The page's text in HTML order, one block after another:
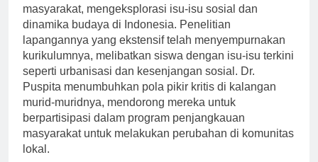
masyarakat, mengeksplorasi isu-isu sosial dan
dinamika budaya di Indonesia. Penelitian
lapangannya yang ekstensif telah menyempurnakan
kurikulumnya, melibatkan siswa dengan isu-isu terkini
seperti urbanisasi dan kesenjangan sosial. Dr.
Puspita menumbuhkan pola pikir kritis di kalangan
murid-muridnya, mendorong mereka untuk
berpartisipasi dalam program penjangkauan
masyarakat untuk melakukan perubahan di komunitas
lokal.